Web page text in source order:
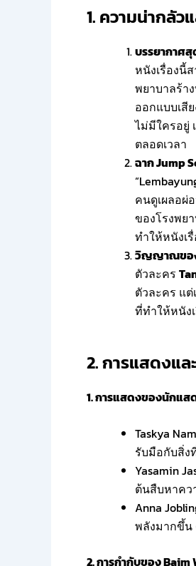
1. ความน่ากลั
บรรยากาศ
หนังเรื่องนี้
พยาบาลร้า
ออกแบบเสี
ไม่มีใครอยู่
ตลอดเวลา
ฉาก Jump
คนดูเผลอผ่
ของโรงพย
ทำให้หนังเ
วิญญาณขอ
ตัวละคร
ตัวละคร แต่
ที่ทำให้หนัง
2. การแสดงแล
1. การแสดงของนักแส
Taskya
รับมือกับสิ่ง
Yasamin
ต้นสืบหาคว
Anna
พลังมากขึ้น
2. การกำกับของ Baim